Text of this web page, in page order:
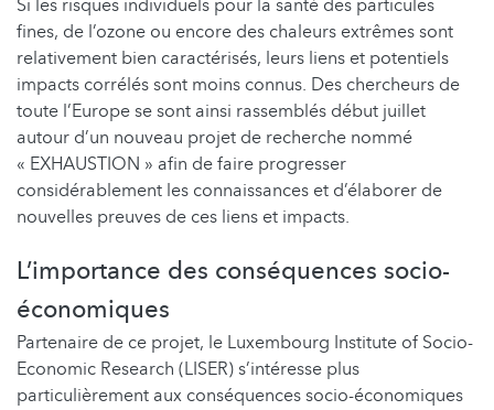
Si les risques individuels pour la santé des particules
fines, de l’ozone ou encore des chaleurs extrêmes sont
relativement bien caractérisés, leurs liens et potentiels
impacts corrélés sont moins connus. Des chercheurs de
toute l’Europe se sont ainsi rassemblés début juillet
autour d’un nouveau projet de recherche nommé
« EXHAUSTION » afin de faire progresser
considérablement les connaissances et d’élaborer de
nouvelles preuves de ces liens et impacts.
L’importance des conséquences socio-
économiques
Partenaire de ce projet, le Luxembourg Institute of Socio-
Economic Research (LISER) s’intéresse plus
particulièrement aux conséquences socio-économiques